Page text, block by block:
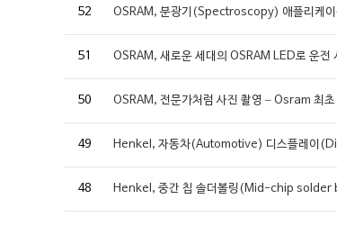
52 OSRAM, 분광기(Spectroscopy) 애플리케이
51 OSRAM, 새로운 세대의 OSRAM LED로 운전
50 OSRAM, 전문가처럼 사진 촬영 – Osram 최
49 Henkel, 자동차(Automotive) 디스플레이
48 Henkel, 중간 칩 솔더볼링(Mid-chip solder